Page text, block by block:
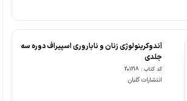
آندوکرینولوژی زنان و ناباروری اسپیراف دوره سه
جلدی
کد کتاب : 201218
انتشارات گلبان